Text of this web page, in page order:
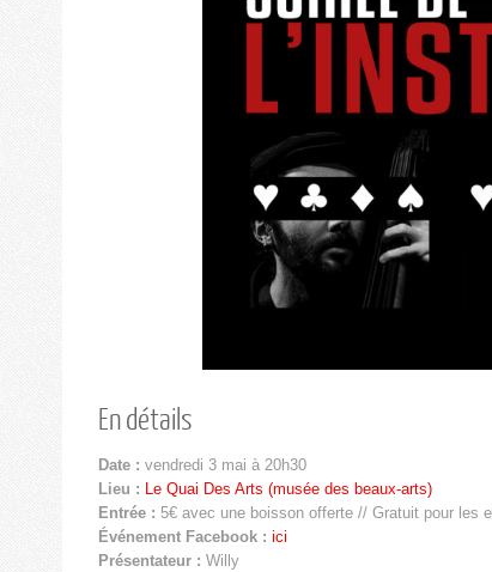
En détails
Date : vendredi 3 mai à 20h30
Lieu : Le Quai Des Arts (musée des beaux-arts)
Entrée : 5€ avec une boisson offerte // Gratuit pour les
Événement Facebook : ici
Présentateur : Willy